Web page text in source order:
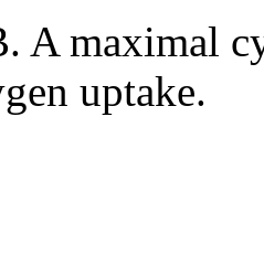
A maximal
uptake.